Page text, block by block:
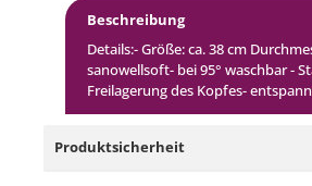
Beschreibung
Details:- Größe: ca. 38 cm
sanowellsoft- bei 95° waschbar -
Freilagerung des Kopfes-
Produktsicherheit